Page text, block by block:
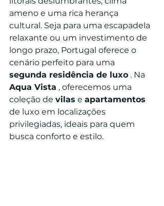
ameno e uma rica herança
cultural. Seja para uma escapadela
relaxante ou um investimento de
longo prazo, Portugal oferece o
cenário perfeito para uma
segunda residência de luxo . Na
Aqua Vista , oferecemos uma
coleção de vilas e apartamentos
de luxo em localizações
privilegiadas, ideais para quem
busca conforto e estilo.